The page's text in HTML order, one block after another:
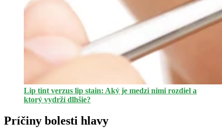
Lip tint verzus lip stain: Aký je medzi nimi rozdiel a
ktorý vydrží dlhšie?
Príčiny bolesti hlavy